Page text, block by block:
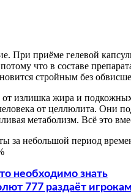
При приёме гелевой
что в составе
стройным без
излишка жира и
от целлюлита. Они
метаболизм. Всё это
за небольшой период
необходимо знать
777 раздаёт